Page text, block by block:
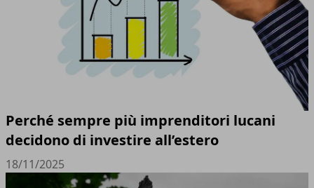
Perché sempre più imprenditori lucani
decidono di investire all’estero
18/11/2025